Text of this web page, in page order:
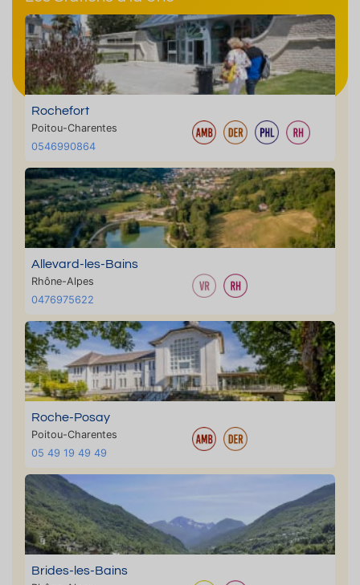
Rochefort
Poitou-Charentes
0546990864
Allevard-les-Bains
Rhône-Alpes
0476975622
Roche-Posay
Poitou-Charentes
05 49 19 49 49
Brides-les-Bains